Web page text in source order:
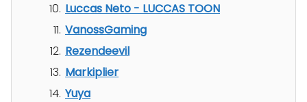
Luccas Neto - LUCCAS TOON
VanossGaming
Rezendeevil
Markiplier
Yuya